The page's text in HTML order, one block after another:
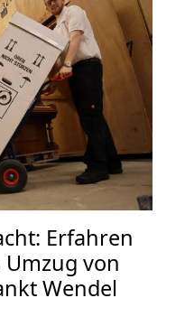
Erfahren
Umzug von
Wendel